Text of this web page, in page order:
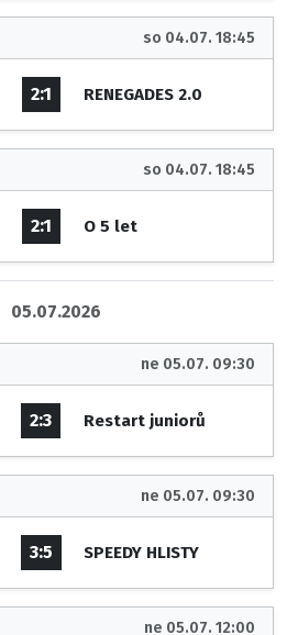
so 04.07. 18:45
2:1 RENEGADES 2.0
so 04.07. 18:45
2:1 O 5 let
05.07.2026
ne 05.07. 09:30
2:3 Restart juniorů
ne 05.07. 09:30
3:5 SPEEDY HLISTY
ne 05.07. 12:00